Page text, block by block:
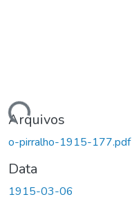
Arquivos
o-pirralho-1915-177.pdf
Data
1915-03-06